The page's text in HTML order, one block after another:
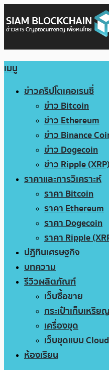
เมนู
ข่าวคริปโตเคอเรนซี่
ข่าว Bitcoin
ข่าว Ethereum
ข่าว Binance
ข่าว Dogecoin
ข่าว Ripple
ราคาและการวิเคราะห์
ราคา Bitcoin
ราคา Ethereum
ราคา Dogecoin
ราคา Ripple
ปฏิทินเศรษฐกิจ
บทความ
รีวิวผลิตภัณฑ์
เว็บซื้อขาย
กระเป๋าเก็บเหรียญ
เครื่องขุด
เว็บขุดแบบ
ห้องเรียน